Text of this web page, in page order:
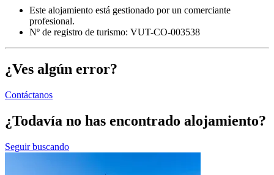
Este alojamiento está gestionado por un comerciante
profesional.
Nº de registro de turismo: VUT-CO-003538
¿Ves algún error?
Contáctanos
¿Todavía no has encontrado alojamiento?
Seguir buscando